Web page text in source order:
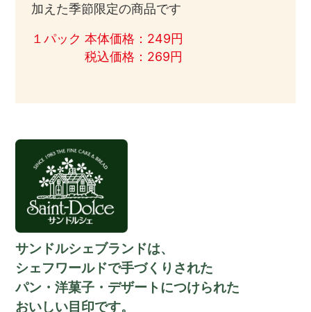
加えた季節限定の商品です
１パック 本体価格：249円
税込価格：269円
サンドルシェブランドは、
シェフワールドで手づくりされた
パン・洋菓子・デザートにつけられた
おいしい目印です。